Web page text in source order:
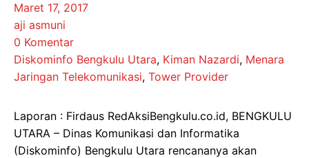
Maret 17, 2017
aji asmuni
0 Komentar
Diskominfo Bengkulu Utara, Kiman Nazardi, Menara
Jaringan Telekomunikasi, Tower Provider
Laporan : Firdaus RedAksiBengkulu.co.id, BENGKULU
UTARA – Dinas Komunikasi dan Informatika
(Diskominfo) Bengkulu Utara rencananya akan